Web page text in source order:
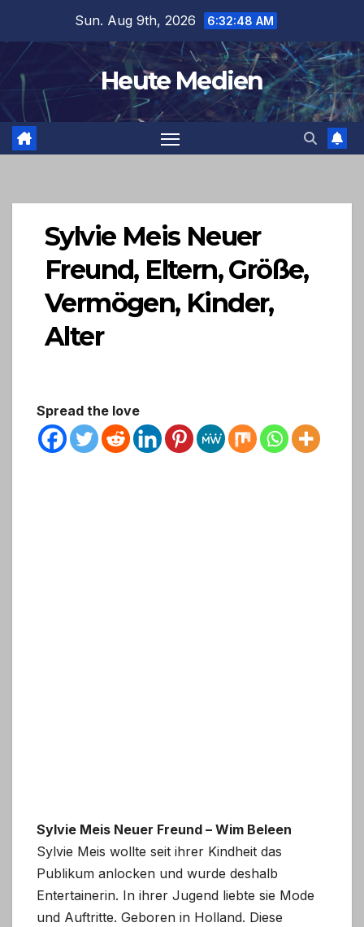
content
Sun. Aug 9th, 2026 6:32:48 AM
Heute Medien
Sylvie Meis Neuer
Freund, Eltern, Größe,
Vermögen, Kinder,
Alter
Spread the love
Sylvie Meis Neuer Freund – Wim Beleen
Sylvie Meis wollte seit ihrer Kindheit das
Publikum anlocken und wurde deshalb
Entertainerin. In ihrer Jugend liebte sie Mode
und Auftritte. Geboren in Holland. Diese